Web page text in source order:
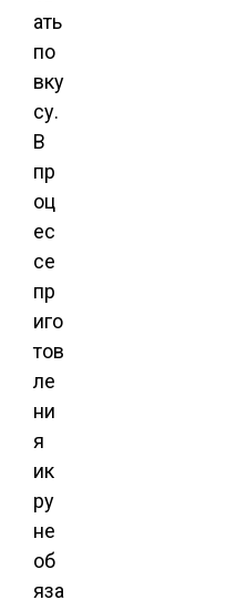
ать
по
вку
су.
В
пр
оц
ес
се
пр
иго
тов
ле
ни
я
ик
ру
не
об
яза